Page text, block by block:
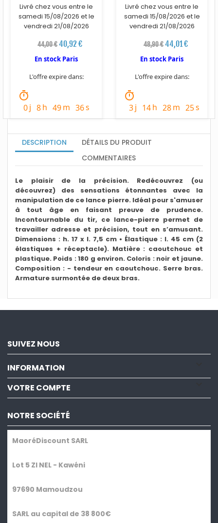
Livré chez vous entre le
samedi 15/08/2026 et le
vendredi 21/08/2026
44,00 €40,92 €
En stock Paris
L'offre expire dans:
timer
0j 8h 49m 35s
Livré chez vous entre le
samedi 15/08/2026 et le
vendredi 21/08/2026
48,90 € 44,01 €
En stock Paris
L'offre expire dans:
timer
3j 14h 28m 24s
DESCRIPTION
DÉTAILS DU PRODUIT
COMMENTAIRES
Le plaisir de la précision. Redécouvrez (ou
découvrez) des sensations étonnantes avec la
manipulation de ce lance pierre. Idéal pour s'amuser
à tout âge en faisant preuve de prudence.
Incontournable du tir, ce lance-pierre permet de
travailler adresse et précision, tout en s’amusant.
Dimensions : h. 17 x l. 7,5 cm • Élastique : l. 45 cm (2
élastiques + réceptacle). Matière : caoutchouc et
plastique. Poids : 180 g environ. Coloris : noir et jaune.
Composition : - tendeur en caoutchouc. Serre bras.
Armature surmontée de deux bras.
SUIVEZ NOUS
INFORMATION
VOTRE COMPTE
NOTRE SOCIÉTÉ
MaoréDiscount SARL
Lot 5 ZI NEL - Kawéni
97690 Mamoudzou
SARL au capital de 38 800€